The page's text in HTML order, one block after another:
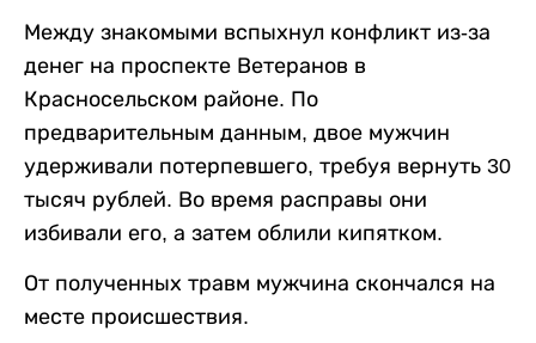
Между знакомыми вспыхнул конфликт из-за
денег на проспекте Ветеранов в
Красносельском районе. По
предварительным данным, двое мужчин
удерживали потерпевшего, требуя вернуть 30
тысяч рублей. Во время расправы они
избивали его, а затем облили кипятком.
От полученных травм мужчина скончался на
месте происшествия.